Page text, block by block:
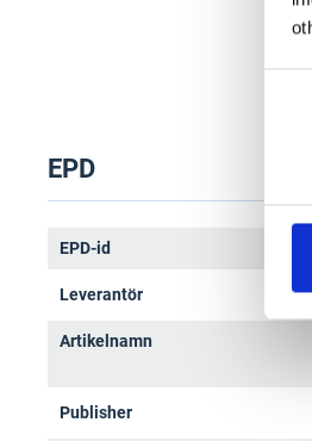
EPD
EPD-id
Leverantör
Artikelnamn
Publisher